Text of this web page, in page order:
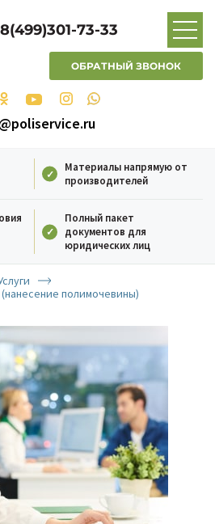
8(499)301-73-33
ОБРАТНЫЙ ЗВОНОК
Материалы напрямую от
производителей
Полный пакет
документов для
юридических лиц
полимочевины)